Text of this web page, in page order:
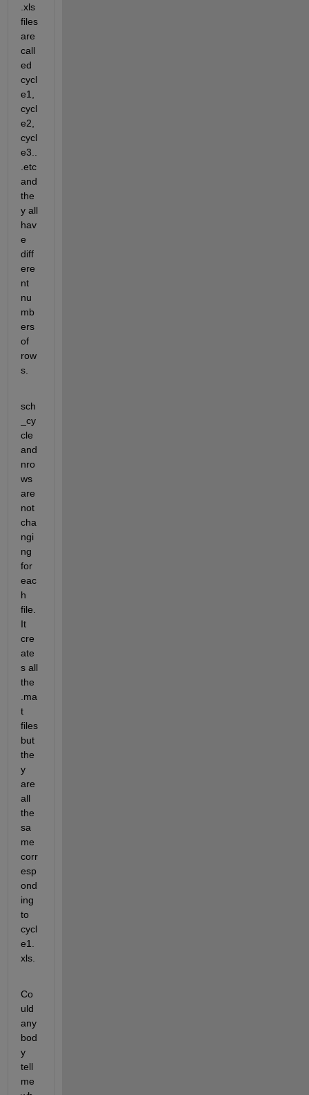
.xls
files
are
call
ed
cycl
e1,
cycl
e2,
cycl
e3..
.etc
and
the
y all
hav
e
diff
ere
nt
nu
mb
ers
of
row
s.
sch
_cy
cle
and
nro
ws
are
not
cha
ngi
ng
for
eac
h
file.
It
cre
ate
s all
the
.ma
t
files
but
the
y
are
all
the
sa
me
corr
esp
ond
ing
to
cycl
e1.
xls.
Co
uld
any
bod
y
tell
me